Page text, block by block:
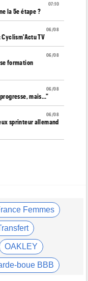
07:10
la 5e étape ?
06/08
Cyclism'Actu TV
06/08
formation
06/08
mais…"
06/08
sprinteur allemand
06/08
16 abandons
favoris, profil…
06/08
1ère étape
Femmes
OAKLEY
boue BBB